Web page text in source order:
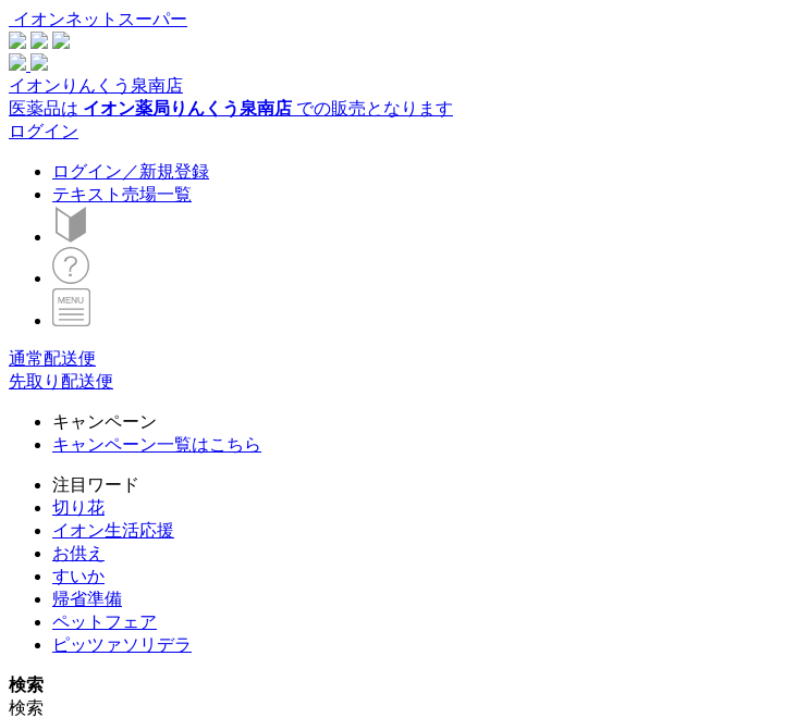
イオンネットスーパー
イオンりんくう泉南店
医薬品は イオン薬局りんくう泉南店 での販売となります
ログイン
ログイン／新規登録
テキスト売場一覧
通常配送便
先取り配送便
キャンペーン
キャンペーン一覧はこちら
注目ワード
切り花
イオン生活応援
お供え
すいか
帰省準備
ペットフェア
ピッツァソリデラ
検索
検索